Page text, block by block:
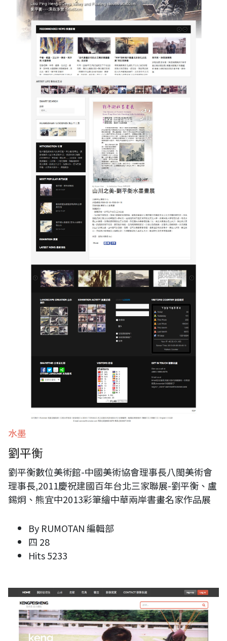
水墨
劉平衡
劉平衡數位美術館-中國美術協會理事長八閩美術會
理事長,2011慶祝建國百年台北三家聯展-劉平衡、盧
錫炯、熊宜中2013彩筆繪中華兩岸書畫名家作品展
By RUMOTAN 編輯部
四 28
Hits5233